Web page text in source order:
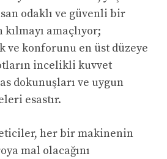
odaklı ve güvenli bir
amaçlıyor;
ve konforunu en üst düzeye
incelikli kuvvet
dokunuşları ve uygun
esastır.
her bir makinenin
mal olacağını